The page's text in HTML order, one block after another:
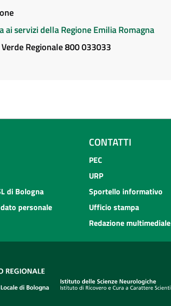
ai servizi della Regione Emilia Romagna
Regionale 800 033033
di Bologna
personale
CONTATTI
PEC
URP
Sportello informativo
Ufficio stampa
Redazione multimediale